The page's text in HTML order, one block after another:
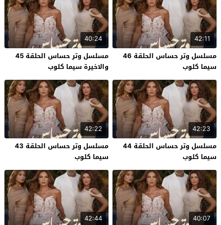
42:11
مسلسل وتر حساس الحلقة 46
سيما كلوب
40:24
مسلسل وتر حساس الحلقة 45
والاخيرة سيما كلوب
42:23
مسلسل وتر حساس الحلقة 44
سيما كلوب
42:22
مسلسل وتر حساس الحلقة 43
سيما كلوب
40:07
42:44